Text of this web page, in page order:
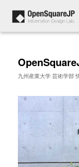
九州産業大学 芸術学部